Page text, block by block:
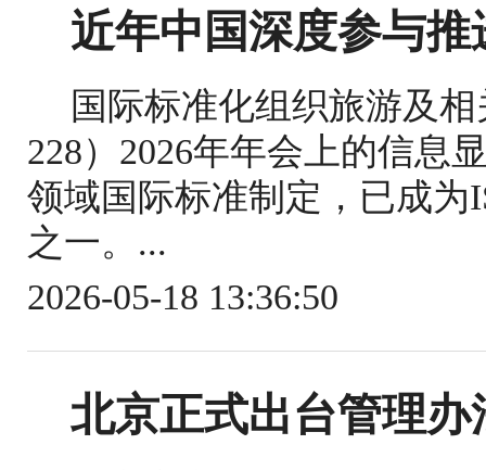
近年中国深度参与
国际标准化组织旅游及
228）2026年年会上的信息
领域国际标准制定，已成为
之一。...
2026-05-18 13:36:50
北京正式出台管理